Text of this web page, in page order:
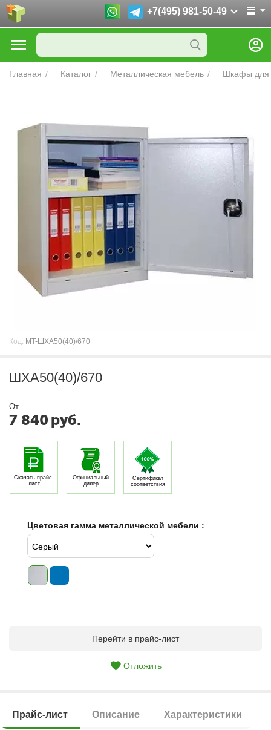
+7(495) 981-50-49
Главная / Каталог / Металлическая мебель / Шкафы для
Код: MT-ШХА50(40)/670
ШХА50(40)/670
От
7 840 руб.
Скачать прайс-
лист
Официальный
дилер
Сертификат
соответствия
Цветовая гамма металлической мебели :
Перейти в прайс-лист
Отложить
Прайс-лист Описание Характеристики